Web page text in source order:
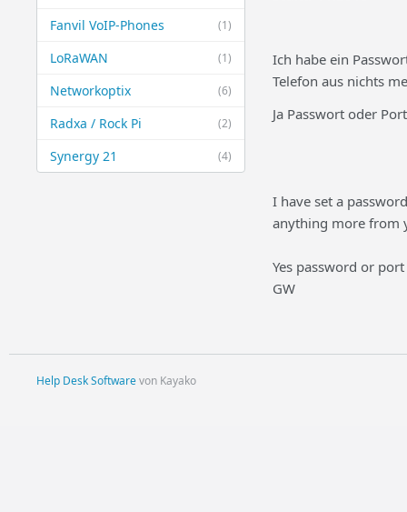
(1)
Fanvil VoIP-Phones
(1)
LoRaWAN
(6)
Networkoptix
(2)
Radxa / Rock Pi
(4)
Synergy 21
Ich habe ein
Telefon aus nichts
Ja Passwort oder
I have set a password
anything more from
Yes password or port
GW
Help Desk Softwarevon Kayako